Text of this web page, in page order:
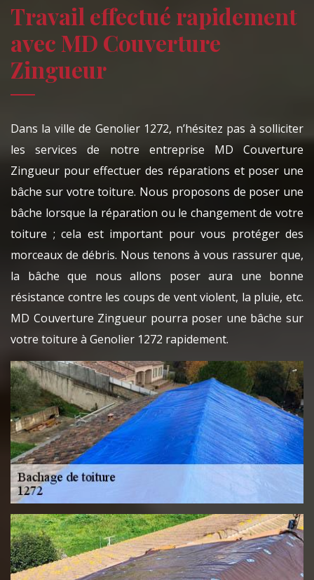
Travail effectué rapidement
avec MD Couverture
Zingueur
Dans la ville de Genolier 1272, n’hésitez pas à solliciter
les services de notre entreprise MD Couverture
Zingueur pour effectuer des réparations et poser une
bâche sur votre toiture. Nous proposons de poser une
bâche lorsque la réparation ou le changement de votre
toiture ; cela est important pour vous protéger des
morceaux de débris. Nous tenons à vous rassurer que,
la bâche que nous allons poser aura une bonne
résistance contre les coups de vent violent, la pluie, etc.
MD Couverture Zingueur pourra poser une bâche sur
votre toiture à Genolier 1272 rapidement.